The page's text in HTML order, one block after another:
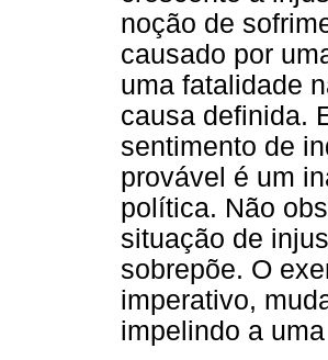
noção de
causado por
uma fatalidade
causa definida.
sentimento de
provável é um
política. Não
situação de
sobrepõe. O
imperativo,
impelindo a